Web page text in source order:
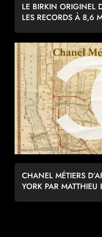
LE BIRKIN ORIGINEL
LES RECORDS À 8,6
CHANEL MÉTIERS
YORK PAR MATTHIEU